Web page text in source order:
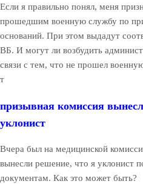
Если я правильно понял, меня
прошедшим военную службу по
оснований. При этом выдадут
ВБ. И могут ли возбудить
связи с тем, что не прошел
т
призывная комиссия
уклонист
Вчера был на медицинской
вынесли решение, что я уклонист
документам. Как это может быть?